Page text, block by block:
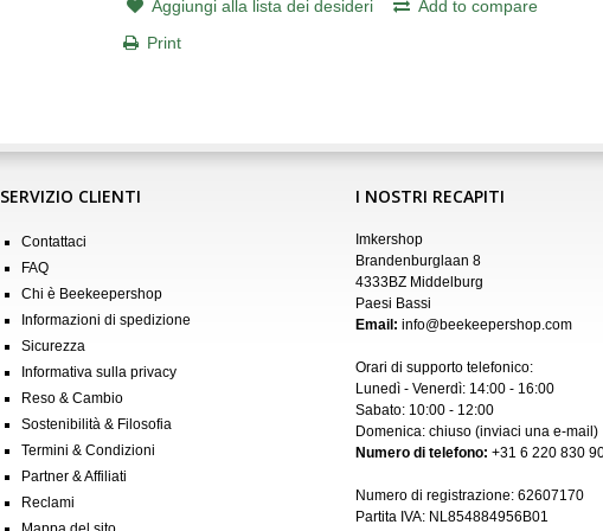
Aggiungi alla lista dei desideri
Add to compare
Print
SERVIZIO CLIENTI
Contattaci
FAQ
Chi è Beekeepershop
Informazioni di spedizione
Sicurezza
Informativa sulla privacy
Reso & Cambio
Sostenibilità & Filosofia
Termini & Condizioni
Partner & Affiliati
Reclami
I NOSTRI RECAPITI
Imkershop
Brandenburglaan 8
4333BZ Middelburg
Paesi Bassi
Email: info@beekeepershop.com
Orari di supporto telefonico:
Lunedì - Venerdì: 14:00 - 16:00
Sabato: 10:00 - 12:00
Domenica: chiuso (inviaci una e-mail )
Numero di telefono: +31 6 220 830
Numero di registrazione: 62607170
Partita IVA: NL854884956B01